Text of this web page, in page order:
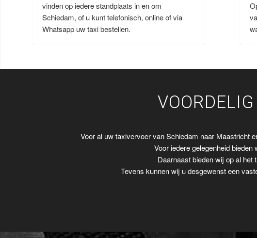
vinden op iedere standplaats in en om
Schiedam, of u kunt telefonisch, online of via
Whatsapp uw taxi bestellen.
Voor al uw taxivervoer van Schiedam naar Maastricht
Voor iedere gelegenheid
Daarnaast bieden wij op al
Tevens kunnen wij u desgewenst een